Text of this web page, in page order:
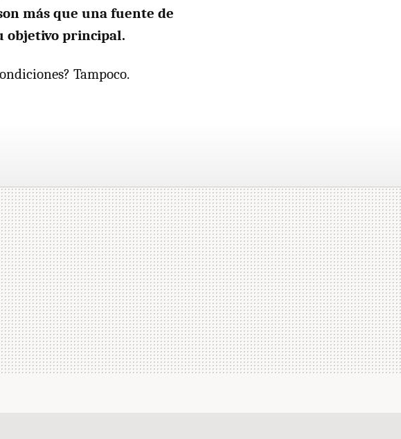
más que una fuente de
objetivo principal.
Tampoco.